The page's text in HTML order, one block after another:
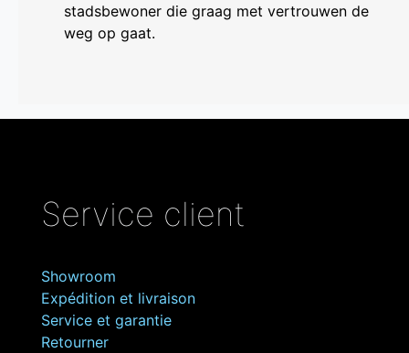
stadsbewoner die graag met vertrouwen de
weg op gaat.
Service client
Showroom
Expédition et livraison
Service et garantie
Retourner